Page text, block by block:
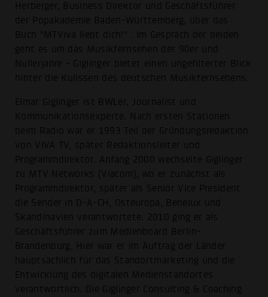
Herberger, Business Direktor und Geschäftsführer
der Popakademie Baden-Württemberg, über das
Buch "MTViva liebt dich!" . Im Gespräch der beiden
geht es um das Musikfernsehen der 90er und
Nullerjahre - Giglinger bietet einen ungefilterter Blick
hinter die Kulissen des deutschen Musikfernsehens.
Elmar Giglinger ist BWLer, Journalist und
Kommunikationsexperte. Nach ersten Stationen
beim Radio war er 1993 Teil der Gründungsredaktion
von VIVA TV, später Redaktionsleiter und
Programmdirektor. Anfang 2000 wechselte Giglinger
zu MTV Networks (Viacom), wo er zunächst als
Programmdirektor, später als Senior Vice President
die Sender in D-A-CH, Osteuropa, Benelux und
Skandinavien verantwortete. 2010 ging er als
Geschäftsführer zum Medienboard Berlin-
Brandenburg. Hier war er im Auftrag der Länder
hauptsächlich für das Standortmarketing und die
Entwicklung des digitalen Medienstandortes
verantwortlich. Die Giglinger Consulting & Coaching